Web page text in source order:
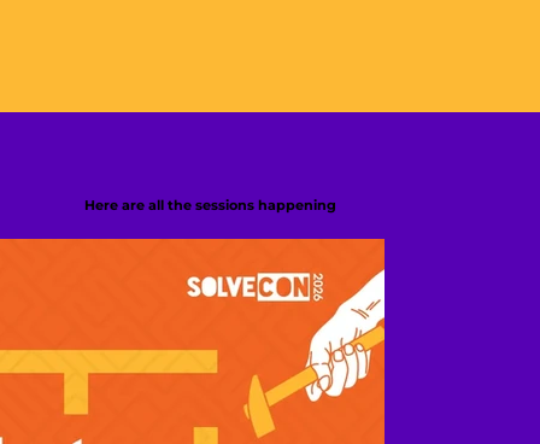
Here are all the sessions happening